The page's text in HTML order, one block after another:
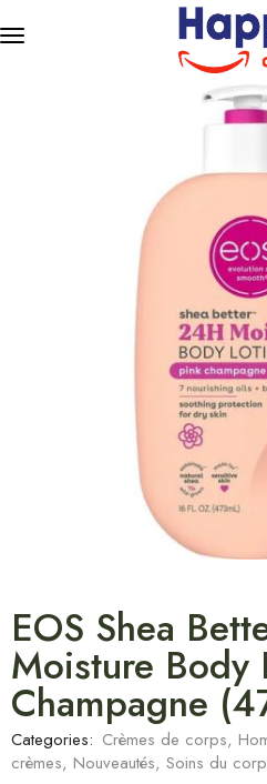
EOS Shea
Moisture Body
Champagne
Categories: Crèmes de corps,
crèmes, Nouveautés, Soins du